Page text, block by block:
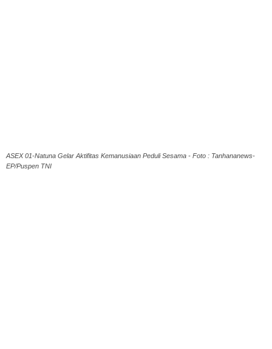
ASEX 01-Natuna Gelar Aktifitas Kemanusiaan Peduli Sesama - Foto : Tanhananews-
EP/Puspen TNI